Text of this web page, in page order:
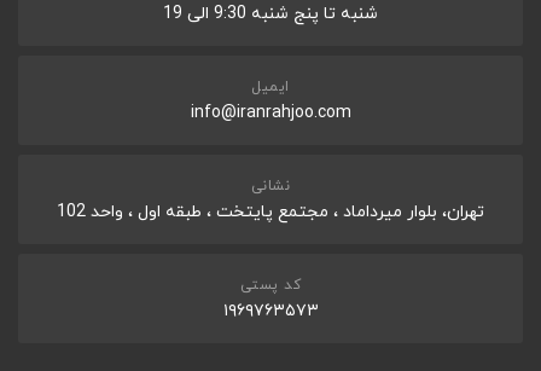
شنبه تا پنج شنبه 9:30 الی 19
ایمیل
info@iranrahjoo.com
نشانی
تهران، بلوار میرداماد ، مجتمع پایتخت ، طبقه اول ، واحد 102
کد پستی
۱۹۶۹۷۶۳۵۷۳